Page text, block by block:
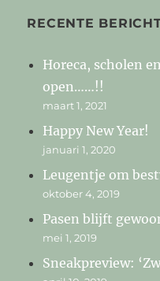
RECENTE
Horeca, scholen
open……!!
maart 1, 2021
Happy New Year!
januari 1, 2020
Leugentje om
oktober 4, 2019
Pasen blijft
mei 1, 2019
Sneakpreview: